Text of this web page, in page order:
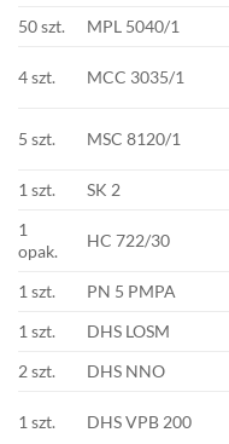
50 szt. MPL 5040/1
4 szt. MCC 3035/1
5 szt. MSC 8120/1
1 szt.
SK 2
1
opak.
HC 722/30
1 szt.
PN 5 PMPA
1 szt.
DHS LOSM
2 szt.
DHS NNO
1 szt. DHS VPB 200